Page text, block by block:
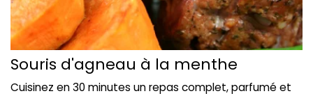
Souris d'agneau à la menthe
Cuisinez en 30 minutes un repas complet, parfumé et